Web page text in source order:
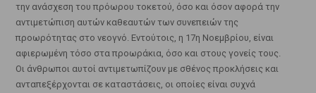
την ανάσχεση του πρόωρου τοκετού, όσο και όσον αφορά την
αντιμετώπιση αυτών καθεαυτών των συνεπειών της
προωρότητας στο νεογνό. Εντούτοις, η 17η Νοεμβρίου, είναι
αφιερωμένη τόσο στα προωράκια, όσο και στους γονείς τους.
Οι άνθρωποι αυτοί αντιμετωπίζουν με σθένος προκλήσεις και
ανταπεξέρχονται σε καταστάσεις, οι οποίες είναι συχνά